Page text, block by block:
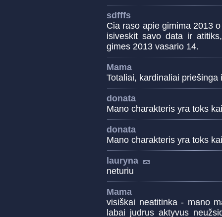
sdfffs
Cia raso apie gimima 2013
isiveskit savo data ir
gimes 2013 vasario 14.
Mama
Totaliai, kardinaliai
donata
Mano charakteris yra toks
donata
Mano charakteris yra toks
lauryna
neturiu
Mama
visiškai neatitinka - mano
labai judrus aktyvus